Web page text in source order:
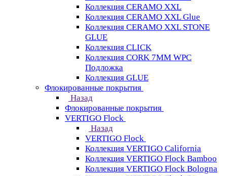
Коллекция CERAMO XXL
Коллекция CERAMO XXL Glue
Коллекция CERAMO XXL STONE
GLUE
Коллекция CLICK
Коллекция CORK 7MM WPC
Подложка
Коллекция GLUE
Флокированные покрытия
Назад
Флокированные покрытия
VERTIGO Flock
Назад
VERTIGO Flock
Коллекция VERTIGO California
Коллекция VERTIGO Flock Bamboo
Коллекция VERTIGO Flock Bologna